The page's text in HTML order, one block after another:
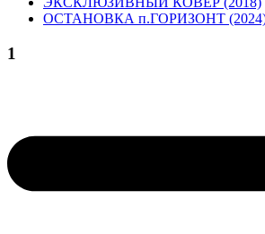
ОСТАНОВКА п.ГОРИЗОНТ
1